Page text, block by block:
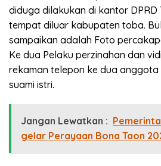
diduga dilakukan di kantor
tempat diluar kabupaten toba.
sampaikan adalah Foto
Ke dua Pelaku perzinahan dan
rekaman telepon ke dua
suami istri.
Jangan Lewatkan :
gelar Perayaan Bona Taon